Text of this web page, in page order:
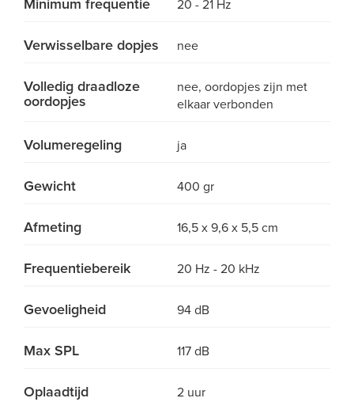
Minimum frequentie 20 - 21 Hz
Verwisselbare dopjes nee
Volledig draadloze
oordopjes
nee, oordopjes zijn met
elkaar verbonden
Volumeregeling ja
Gewicht 400 gr
Afmeting 16,5 x 9,6 x 5,5 cm
Frequentiebereik 20 Hz - 20 kHz
Gevoeligheid 94 dB
Max SPL 117 dB
Oplaadtijd 2 uur